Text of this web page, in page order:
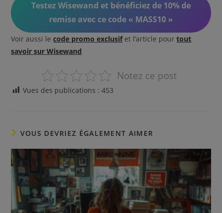
Testez Wisewand et bénéficiez de 10% de
remise avec ce code « MASS10 »
Voir aussi lecode promo exclusif et l’article pourtout
savoir sur Wisewand
Notez ce post
Vues des publications : 453
VOUS DEVRIEZ ÉGALEMENT AIMER